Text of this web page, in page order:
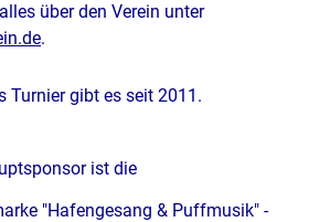
über den Verein unter
.
Turnier gibt es seit 2011.
ist die
"Hafengesang & Puffmusik" -